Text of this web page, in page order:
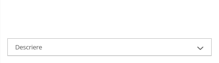
Descriere